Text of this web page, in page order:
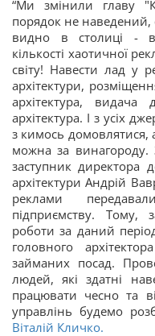
“Ми змінили главу
порядок не наведений,
видно в столиці -
кількості хаотичної
світу! Навести лад у
архітектури,
архітектура, видача
архітектура. І з усіх
з кимось домовлятися,
можна за винагороду.
заступник директора
архітектури Андрій
реклами
підприємству. Тому,
роботи за даний
головного
займаних посад.
людей, які здатні
працювати чесно та
управлінь будемо
Віталій Кличко.